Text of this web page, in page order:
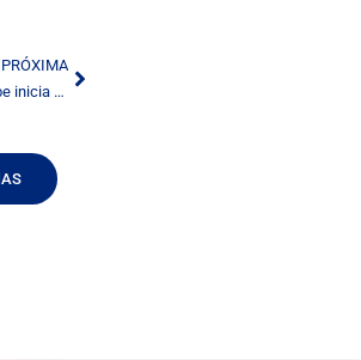
PRÓXIMA
Equipe inicia visitas em emissoras para identificar estruturas críticas da radiodifusão